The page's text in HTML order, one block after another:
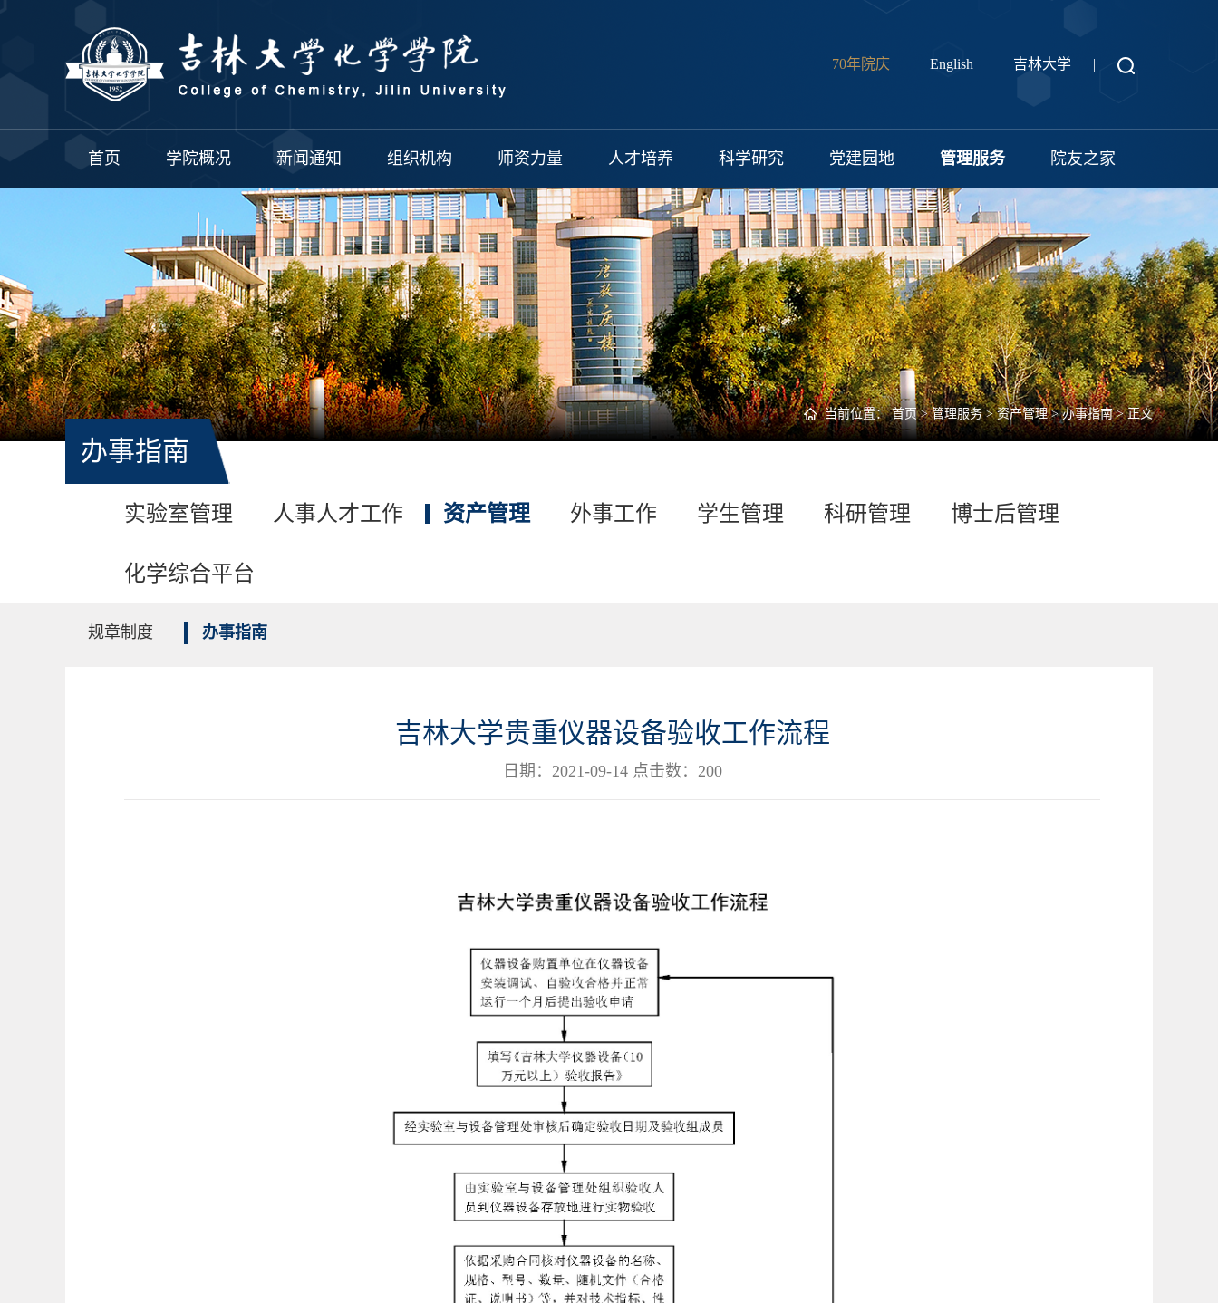
70年院庆 English 吉林大学 |
首页 学院概况 新闻通知 组织机构 师资力量 人才培养 科学研究 党建园地 管理服务 院友之家
当前位置：首页>管理服务>资产管理>办事指南> 正文
办事指南
实验室管理 人事人才工作 资产管理
规章制度 办事指南
外事工作 学生管理 科研管理 博士后管理
化学综合平台
吉林大学贵重仪器设备验收工作流程
日期：2021-09-14 点击数： 200